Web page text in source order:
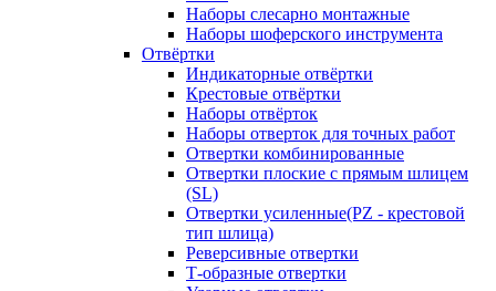
Наборы слесарно монтажные
Наборы шоферского инструмента
Отвёртки
Индикаторные отвёртки
Крестовые отвёртки
Наборы отвёрток
Наборы отверток для точных работ
Отвертки комбинированные
Отвертки плоские с прямым шлицем
(SL)
Отвертки усиленные(PZ - крестовой
тип шлица)
Реверсивные отвертки
Т-образные отвертки